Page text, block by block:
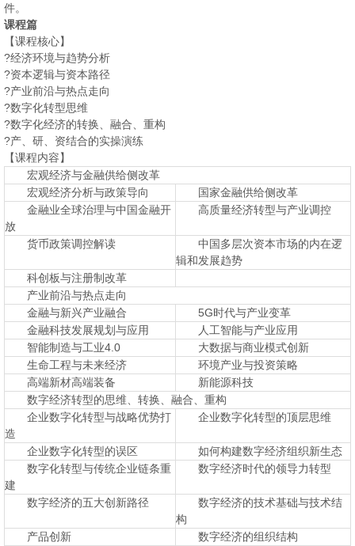
件。
课程篇
【课程核心】
?经济环境与趋势分析
?资本逻辑与资本路径
?产业前沿与热点走向
?数字化转型思维
?数字化经济的转换、融合、重构
?产、研、资结合的实操演练
【课程内容】
宏观经济与金融供给侧改革
宏观经济分析与政策导向
国家金融供给侧改革
金融业全球治理与中国金融开
放
高质量经济转型与产业调控
货币政策调控解读
中国多层次资本市场的内在逻
辑和发展趋势
科创板与注册制改革
产业前沿与热点走向
金融与新兴产业融合
5G时代与产业变革
金融科技发展规划与应用
人工智能与产业应用
智能制造与工业4.0
大数据与商业模式创新
生命工程与未来经济
环境产业与投资策略
高端新材高端装备
新能源科技
数字经济转型的思维、转换、融合、重构
企业数字化转型与战略优势打
造
企业数字化转型的顶层思维
企业数字化转型的误区
如何构建数字经济组织新生态
数字化转型与传统企业链条重
建
数字经济时代的领导力转型
数字经济的五大创新路径
数字经济的技术基础与技术结
构
产品创新
数字经济的组织结构